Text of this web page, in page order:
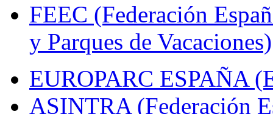
FEEC (Federación
y Parques de Vacaciones)
EUROPARC ESPAÑA
ASINTRA (Federación